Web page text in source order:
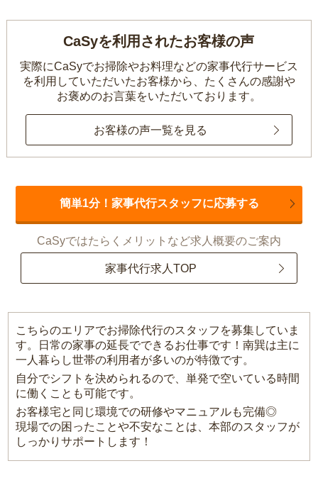
CaSyを利用されたお客様の声
実際にCaSyでお掃除やお料理などの家事代行サービス
を利用していただいたお客様から、 たくさんの感謝や
お褒めのお言葉をいただいております。
お客様の声一覧を見る
簡単1分！家事代行スタッフに応募する
CaSyではたらくメリットなど求人概要のご案内
家事代行求人TOP
こちらのエリアでお掃除代行のスタッフを募集していま
す。日常の家事の延長でできるお仕事です！南巽は主に
一人暮らし世帯の利用者が多いのが特徴です。
自分でシフトを決められるので、単発で空いている時間
に働くことも可能です。
お客様宅と同じ環境での研修やマニュアルも完備◎
現場での困ったことや不安なことは、本部のスタッフが
しっかりサポートします！